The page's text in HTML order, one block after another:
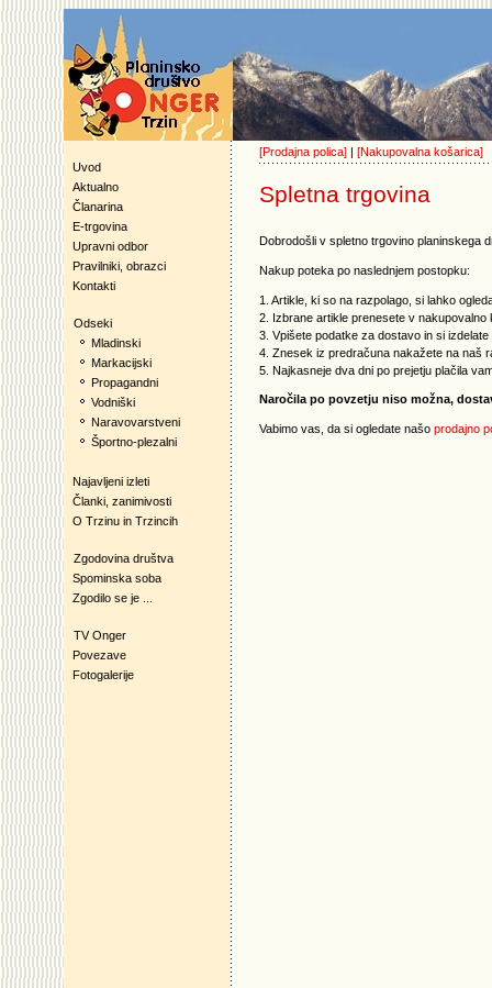
Uvod
Aktualno
Članarina
E-trgovina
Upravni odbor
Pravilniki, obrazci
Kontakti
Odseki
Mladinski
Markacijski
Propagandni
Vodniški
Naravovarstveni
Športno-plezalni
Najavljeni izleti
Članki, zanimivosti
O Trzinu in Trzincih
Zgodovina društva
Spominska soba
Zgodilo se je ...
TV Onger
Povezave
Fotogalerije
[Prodajna polica] | [Nakupovalna košarica]
Spletna trgovina
Dobrodošli v spletno trgovino planinskega
Nakup poteka po naslednjem postopku:
1. Artikle, ki so na razpolago, si lahko
2. Izbrane artikle prenesete v nakupovalno
3. Vpišete podatke za dostavo in si
4. Znesek iz predračuna nakažete na naš
5. Najkasneje dva dni po prejetju plačila
Naročila po povzetju niso možna,
Vabimo vas, da si ogledate našo prodajno